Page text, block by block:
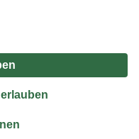
Artikel mit Speditionsversand, hier
Vertrag widerrufen